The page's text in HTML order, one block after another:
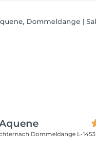
Dommeldange L-1453